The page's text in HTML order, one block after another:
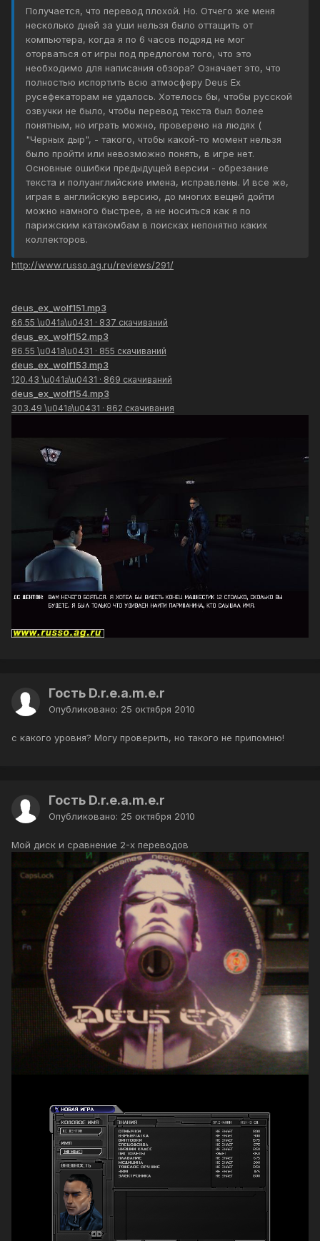
Получается, что перевод плохой. Но. Отчего же меня
несколько дней за уши нельзя было оттащить от
компьютера, когда я по 6 часов подряд не мог
оторваться от игры под предлогом того, что это
необходимо для написания обзора? Означает это, что
полностью испортить всю атмосферу Deus Ex
русефекаторам не удалось. Хотелось бы, чтобы русской
озвучки не было, чтобы перевод текста был более
понятным, но играть можно, проверено на людях (
"Черных дыр", - такого, чтобы какой-то момент нельзя
было пройти или невозможно понять, в игре нет.
Основные ошибки предыдущей версии - обрезание
текста и полуанглийские имена, исправлены. И все же,
играя в английскую версию, до многих вещей дойти
можно намного быстрее, а не носиться как я по
парижским катакомбам в поисках непонятно каких
коллекторов.
http://www.russo.ag.ru/reviews/291/
deus_ex_wolf151.mp3
66.55 \u041a\u0431 · 837 скачиваний
deus_ex_wolf152.mp3
86.55 \u041a\u0431 · 855 скачиваний
deus_ex_wolf153.mp3
120.43 \u041a\u0431 · 869 скачиваний
deus_ex_wolf154.mp3
303.49 \u041a\u0431 · 862 скачивания
Гость D.r.e.a.m.e.r
Опубликовано: 25 октября 2010
с какого уровня? Могу проверить, но такого не припомню!
Гость D.r.e.a.m.e.r
Опубликовано: 25 октября 2010
Мой диск и сравнение 2-х переводов